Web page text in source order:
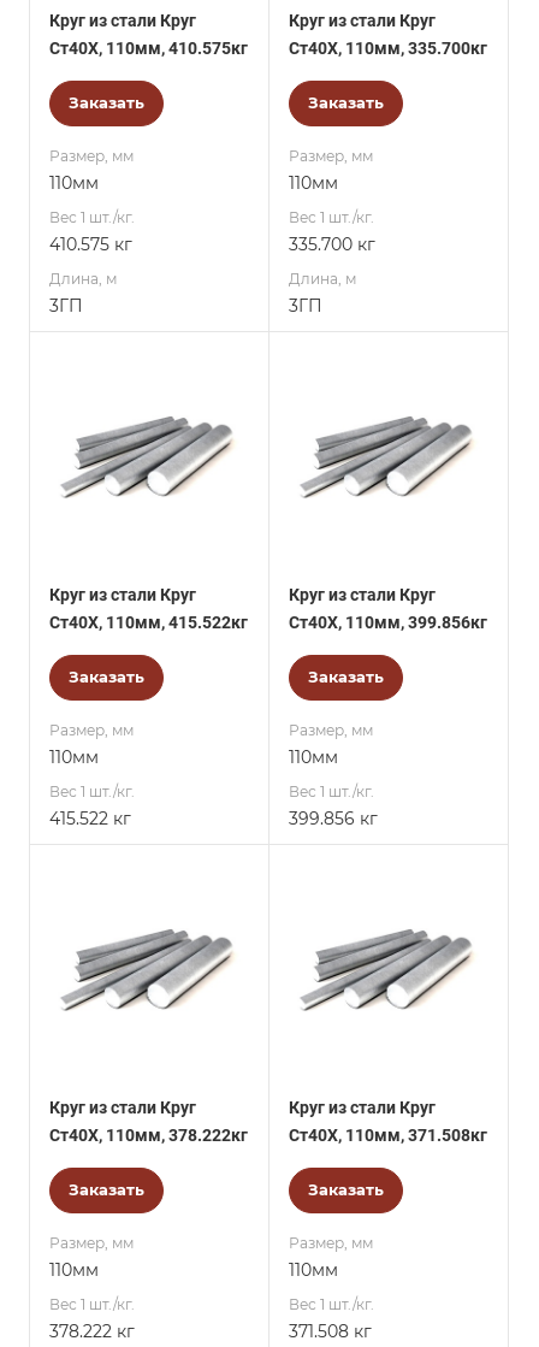
Круг из стали Круг
Ст40Х, 110мм, 410.575кг
Заказать
Размер, мм
110мм
Вес 1 шт./кг.
410.575 кг
Длина, м
3ГП
Круг из стали Круг
Ст40Х, 110мм, 335.700кг
Заказать
Размер, мм
110мм
Вес 1 шт./кг.
335.700 кг
Длина, м
3ГП
Круг из стали Круг
Ст40Х, 110мм, 415.522кг
Заказать
Размер, мм
110мм
Вес 1 шт./кг.
415.522 кг
Круг из стали Круг
Ст40Х, 110мм, 399.856кг
Заказать
Размер, мм
110мм
Вес 1 шт./кг.
399.856 кг
Круг из стали Круг
Ст40Х, 110мм, 378.222кг
Заказать
Размер, мм
110мм
Вес 1 шт./кг.
378.222 кг
Круг из стали Круг
Ст40Х, 110мм, 371.508кг
Заказать
Размер, мм
110мм
Вес 1 шт./кг.
371.508 кг